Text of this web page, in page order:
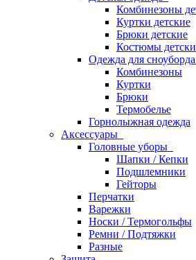
Комбинезоны
Куртки детские
Брюки детские
Костюмы
Одежда для сноуборда
Комбинезоны
Куртки
Брюки
Термобелье
Горнолыжная одежда
Аксессуары
Головные уборы
Шапки / Кепки
Подшлемники
Гейторы
Перчатки
Варежки
Носки / Термогольфы
Ремни / Подтяжки
Разные